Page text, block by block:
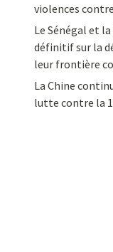
violences
Le Sénégal et
définitif sur la
leur frontière
La Chine
lutte contre la